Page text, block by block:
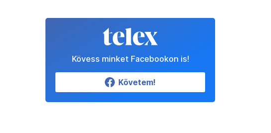
Kövess minket Facebookon is!
Követem!